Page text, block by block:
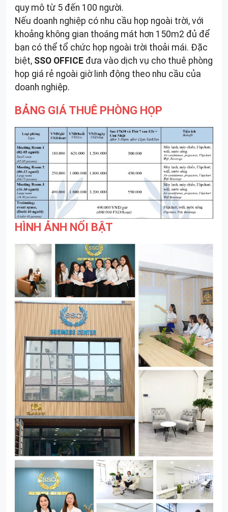
quy mô từ 5 đến 100 người.
Nếu doanh nghiệp có nhu cầu họp ngoài trời, với
khoảng không gian thoáng mát hơn 150m2 đủ để
bạn có thể tổ chức họp ngoài trời thoải mái. Đặc
biệt, SSO OFFICE đưa vào dịch vụ cho thuê phòng
họp giá rẻ ngoài giờ linh động theo nhu cầu của
doanh nghiệp.
BẢNG GIÁ THUÊ PHÒNG HỌP
HÌNH ẢNH NỔI BẬT